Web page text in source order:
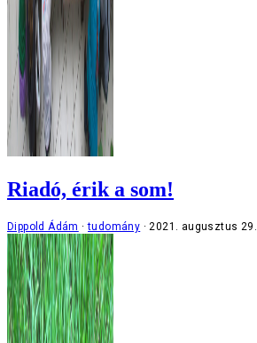
Riadó, érik a som!
Dippold Ádám tudomány 2021. augusztus 29.